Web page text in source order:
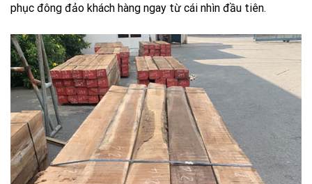
phục đông đảo khách hàng ngay từ cái nhìn đầu tiên.